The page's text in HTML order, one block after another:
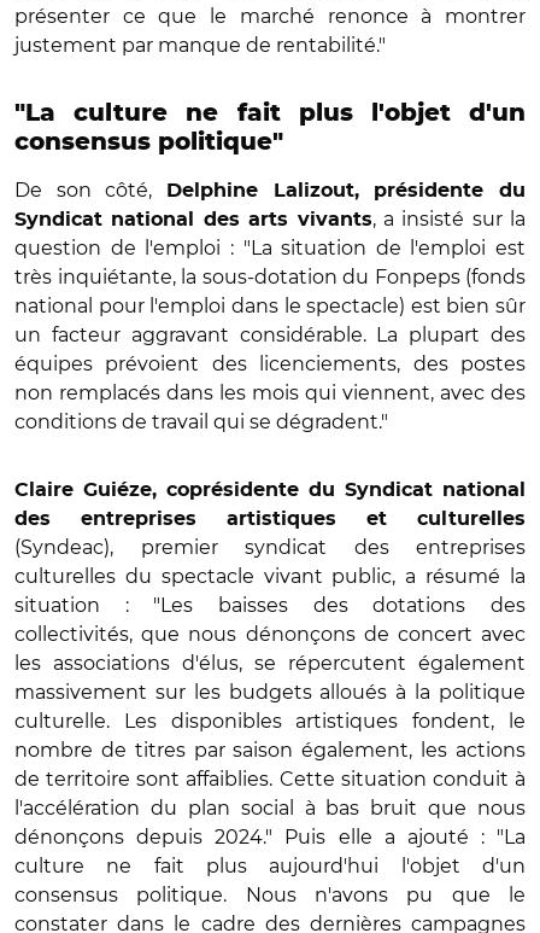
présenter ce que le marché renonce à montrer
justement par manque de rentabilité."
"La culture ne fait plus l'objet d'un
consensus politique"
De son côté,
Delphine Lalizout, présidente du
Syndicat national des arts vivants, a insisté sur la
question de l'emploi : "La situation de l'emploi est
très inquiétante, la sous-dotation du Fonpeps (fonds
national pour l'emploi dans le spectacle) est bien sûr
un facteur aggravant considérable. La plupart des
équipes prévoient des licenciements, des postes
non remplacés dans les mois qui viennent, avec des
conditions de travail qui se dégradent."
Claire Guiéze, coprésidente du Syndicat national
des entreprises artistiques et culturelles
(Syndeac), premier syndicat des entreprises
culturelles du spectacle vivant public, a résumé la
situation : "Les baisses des dotations des
collectivités, que nous dénonçons de concert avec
les associations d'élus, se répercutent également
massivement sur les budgets alloués à la politique
culturelle. Les disponibles artistiques fondent, le
nombre de titres par saison également, les actions
de territoire sont affaiblies. Cette situation conduit à
l'accélération du plan social à bas bruit que nous
dénonçons depuis 2024." Puis elle a ajouté : "La
culture ne fait plus aujourd'hui l'objet d'un
consensus politique. Nous n'avons pu que le
constater dans le cadre des dernières campagnes